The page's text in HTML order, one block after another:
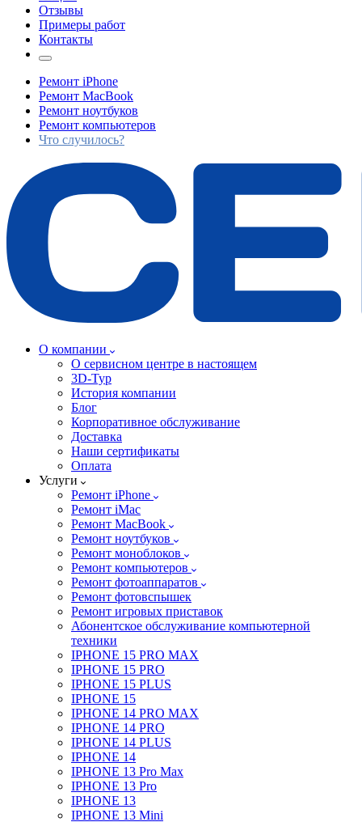
Отзывы
Примеры работ
Контакты
Ремонт iPhone
Ремонт MacBook
Ремонт ноутбуков
Ремонт компьютеров
Что случилось?
О компании
О сервисном центре в настоящем
3D-Тур
История компании
Блог
Корпоративное обслуживание
Доставка
Наши сертификаты
Оплата
Услуги
Ремонт iPhone
Ремонт iMac
Ремонт MacBook
Ремонт ноутбуков
Ремонт моноблоков
Ремонт компьютеров
Ремонт фотоаппаратов
Ремонт фотовспышек
Ремонт игровых приставок
Абонентское обслуживание компьютерной
техники
IPHONE 15 PRO MAX
IPHONE 15 PRO
IPHONE 15 PLUS
IPHONE 15
IPHONE 14 PRO MAX
IPHONE 14 PRO
IPHONE 14 PLUS
IPHONE 14
IPHONE 13 Pro Max
IPHONE 13 Pro
IPHONE 13
IPHONE 13 Mini